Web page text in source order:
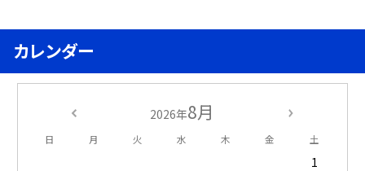
カレンダー
2026年8月
日 月 火 水 木 金 土
1